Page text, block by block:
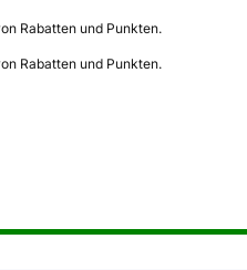
Rabatten und Punkten.
Rabatten und Punkten.